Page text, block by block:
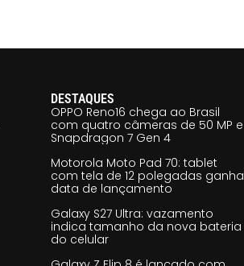
DESTAQUES
OPPO Reno16 chega ao Brasil
com quatro câmeras de 50 MP e
Snapdragon 7 Gen 4
Motorola Moto Pad 70: tablet
com tela de 12 polegadas ganha
data de lançamento
Galaxy S27 Ultra: vazamento
indica tamanho da nova bateria
do celular